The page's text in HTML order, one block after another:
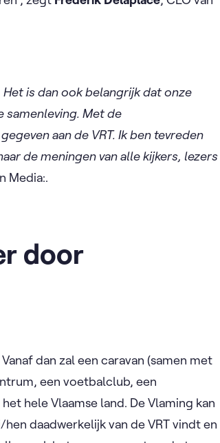
Het is dan ook belangrijk dat onze
samenleving. Met de
aan de VRT. Ik ben tevreden
de meningen van alle kijkers, lezers
Media:.
door
dan zal een caravan (samen met
een voetbalclub, een
hele Vlaamse land. De Vlaming kan
daadwerkelijk van de VRT vindt en